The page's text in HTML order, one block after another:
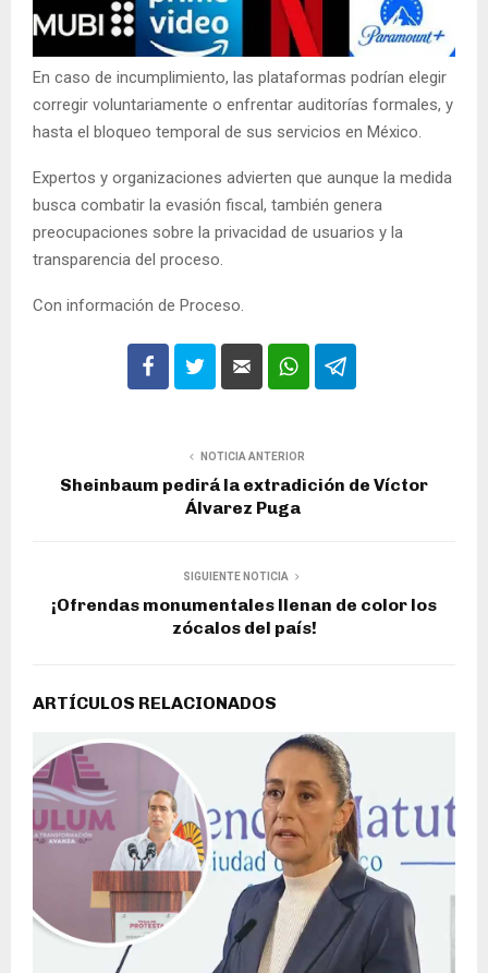
En caso de incumplimiento, las plataformas podrían elegir
corregir voluntariamente o enfrentar auditorías formales, y
hasta el bloqueo temporal de sus servicios en México.
Expertos y organizaciones advierten que aunque la medida
busca combatir la evasión fiscal, también genera
preocupaciones sobre la privacidad de usuarios y la
transparencia del proceso.
Con información de Proceso.
NOTICIA ANTERIOR
Sheinbaum pedirá la extradición de Víctor
Álvarez Puga
SIGUIENTE NOTICIA
¡Ofrendas monumentales llenan de color los
zócalos del país!
ARTÍCULOS RELACIONADOS